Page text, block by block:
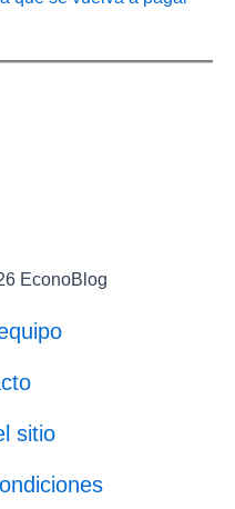
EconoBlog
sitio